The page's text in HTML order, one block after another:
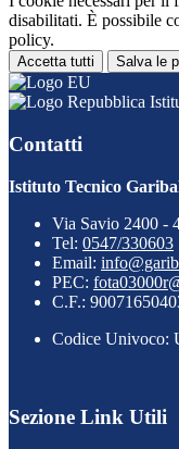
disabilitati. È possibile
policy.
Accetta tutti Salva le
Contatti
Istituto Tecnico
Via Savio 2400 -
Tel: 0547/330603
Email:
PEC:
C.F.:
Codice Univoco:
Sezione Link Utili